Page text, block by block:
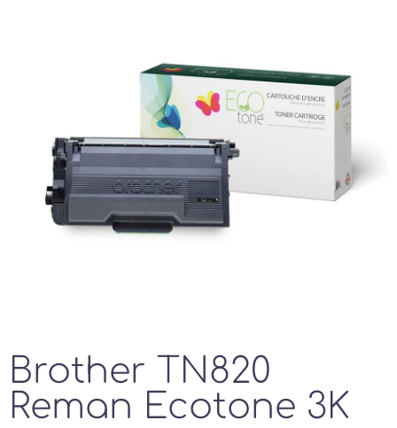
Brother TN820
Reman Ecotone 3K